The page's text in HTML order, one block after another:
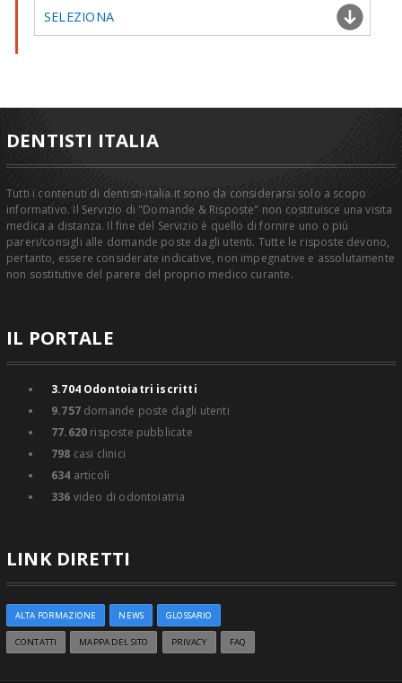
SELEZIONA
DENTISTI ITALIA
Tutti i contenuti di dentisti-italia.it sono da considerarsi solo a scopo
informativo. Il Servizio di "Domande & Risposte" non costituisce una visita
medica a distanza. Il fine del Servizio è quello di fornire uno o più
pareri/consigli alle domande poste dagli utenti. Tutte le risposte devono,
pertanto, essere considerate indicative, non impegnative e assolutamente
non sostitutive del parere del proprio medico curante.
IL PORTALE
3.704Odontoiatri iscritti
9.757domande poste dagli utenti
77.620 risposte pubblicate
798 casi clinici
634 articoli
336 video di odontoiatria
LINK DIRETTI
ALTA FORMAZIONE NEWS GLOSSARIO
CONTATTI MAPPA DEL SITO PRIVACY FAQ